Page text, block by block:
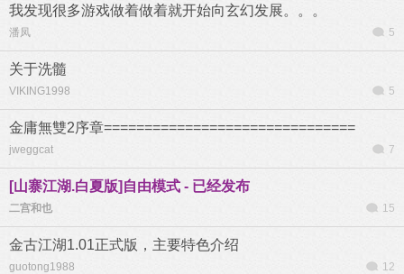
我发现很多游戏做着做着就开始向玄幻发展。。。
潘凤 5
关于洗髓
VIKING1998 5
金庸無雙2序章===============================
jweggcat 7
[山寨江湖.白夏版]自由模式 - 已经发布
二宫和也 15
金古江湖1.01正式版，主要特色介绍
guotong1988 12